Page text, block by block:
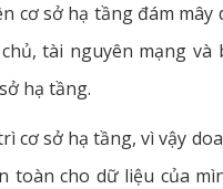
cơ sở hạ tầng đám mây
tài nguyên mạng
hạ tầng.
cơ sở hạ tầng, vì vậy
cho dữ liệu của